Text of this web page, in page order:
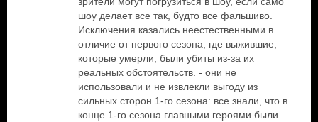
шоу делает все так, будто все фальшиво.
Исключения казались неестественными в
отличие от первого сезона, где выжившие,
которые умерли, были убиты из-за их
реальных обстоятельств. - они не
использовали и не извлекли выгоду из
сильных сторон 1-го сезона: все знали, что в
конце 1-го сезона главными героями были